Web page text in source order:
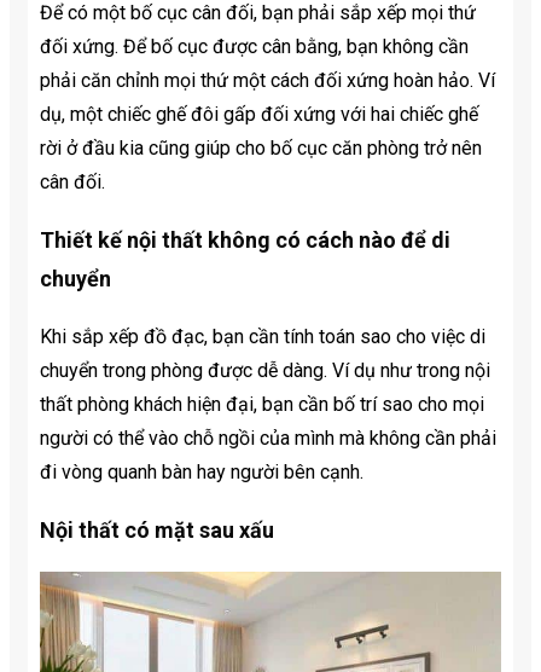
Để có một bố cục cân đối, bạn phải sắp xếp mọi thứ
đối xứng. Để bố cục được cân bằng, bạn không cần
phải căn chỉnh mọi thứ một cách đối xứng hoàn hảo. Ví
dụ, một chiếc ghế đôi gấp đối xứng với hai chiếc ghế
rời ở đầu kia cũng giúp cho bố cục căn phòng trở nên
cân đối.
Thiết kế nội thất không có cách nào để di
chuyển
Khi sắp xếp đồ đạc, bạn cần tính toán sao cho việc di
chuyển trong phòng được dễ dàng. Ví dụ như trong nội
thất phòng khách hiện đại, bạn cần bố trí sao cho mọi
người có thể vào chỗ ngồi của mình mà không cần phải
đi vòng quanh bàn hay người bên cạnh.
Nội thất có mặt sau xấu